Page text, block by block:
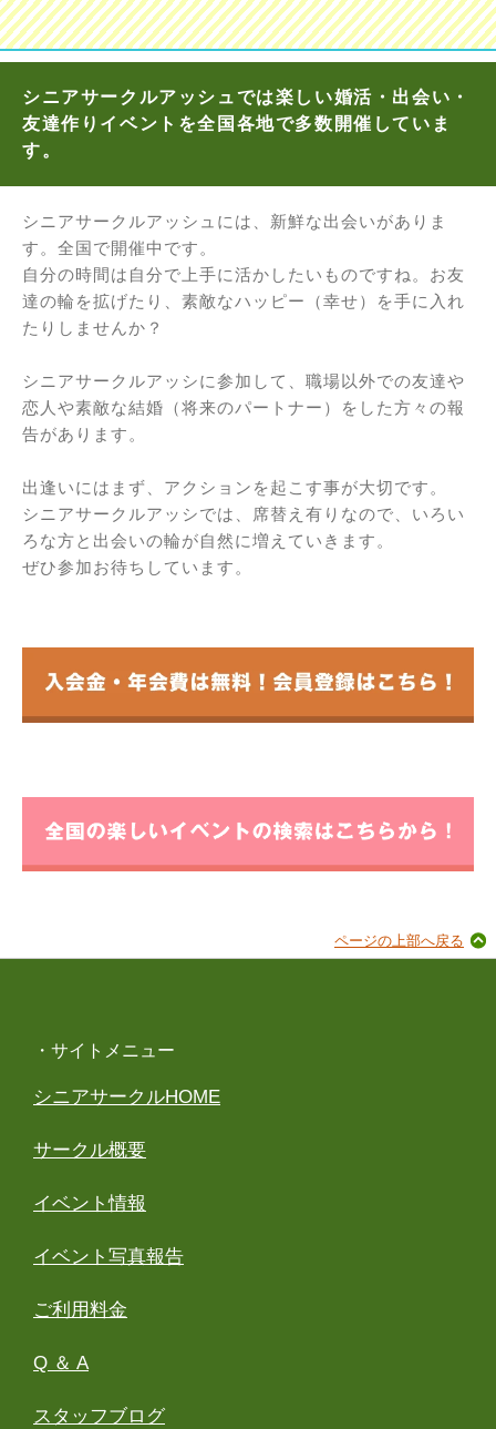
シニアサークルアッシュでは楽しい婚活・出会い・
友達作りイベントを全国各地で多数開催していま
す。
シニアサークルアッシュには、新鮮な出会いがありま
す。全国で開催中です。
自分の時間は自分で上手に活かしたいものですね。お友
達の輪を拡げたり、素敵なハッピー（幸せ）を手に入れ
たりしませんか？
シニアサークルアッシに参加して、職場以外での友達や
恋人や素敵な結婚（将来のパートナー）をした方々の報
告があります。
出逢いにはまず、アクションを起こす事が大切です。
シニアサークルアッシでは、席替え有りなので、いろい
ろな方と出会いの輪が自然に増えていきます。
ぜひ参加お待ちしています。
ページの上部へ戻る
・サイトメニュー
シニアサークルHOME
サークル概要
イベント情報
イベント写真報告
ご利用料金
Q ＆ A
スタッフブログ